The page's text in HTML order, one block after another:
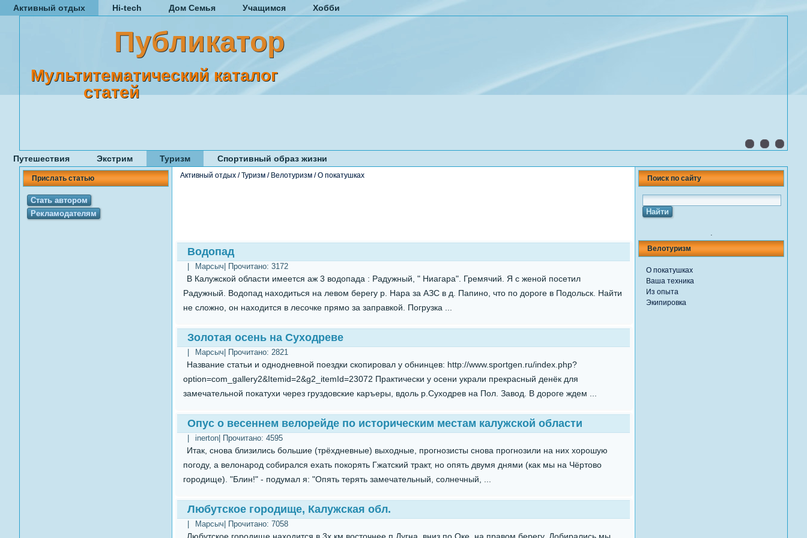
Активный отдых Hi-tech Дом Семья Учащимся Хобби
Публикатор
Мультитематический каталог
статей
Путешествия Экстрим Туризм Спортивный образ жизни
Прислать статью
Стать автором
Рекламодателям
Активный отдых /Туризм / Велотуризм /О покатушках
Водопад
Марсыч | Прочитано: 3172
В Калужской области имеется аж 3 водопада : Радужный, " Ниагара". Гремячий. Я с женой посетил
Радужный. Водопад находиться на левом берегу р. Нара за АЗС в д. Папино, что по дороге в Подольск. Найти
не сложно, он находится в лесочке прямо за заправкой. Погрузка ...
Золотая осень на Суходреве
Марсыч | Прочитано: 2821
Название статьи и однодневной поездки скопировал у обнинцев: http://www.sportgen.ru/index.php?
option=com_gallery2&Itemid=2&g2_itemId=23072 Практически у осени украли прекрасный денёк для
замечательной покатухи через груздовские каръеры, вдоль р.Суходрев на Пол. Завод. В дороге ждем ...
Опус о весеннем велорейде по историческим местам калужской области
inerton | Прочитано: 4595
Итак, снова близились большие (трёхдневные) выходные, прогнозисты снова прогнозили на них хорошую
погоду, а велонарод собирался ехать покорять Гжатский тракт, но опять двумя днями (как мы на Чёртово
городище). "Блин!" - подумал я: "Опять терять замечательный, солнечный, ...
Любутское городище, Калужская обл.
Марсыч | Прочитано: 7058
Поиск по сайту
.
Велотуризм
О покатушках
Ваша техника
Из опыта
Экипировка